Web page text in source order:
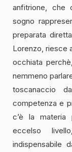
anfitrione, che
sogno
preparata
Lorenzo, riesce
occhiata
nemmeno
toscanaccio
competenza e
c’è la materia
eccelso
indispensabile